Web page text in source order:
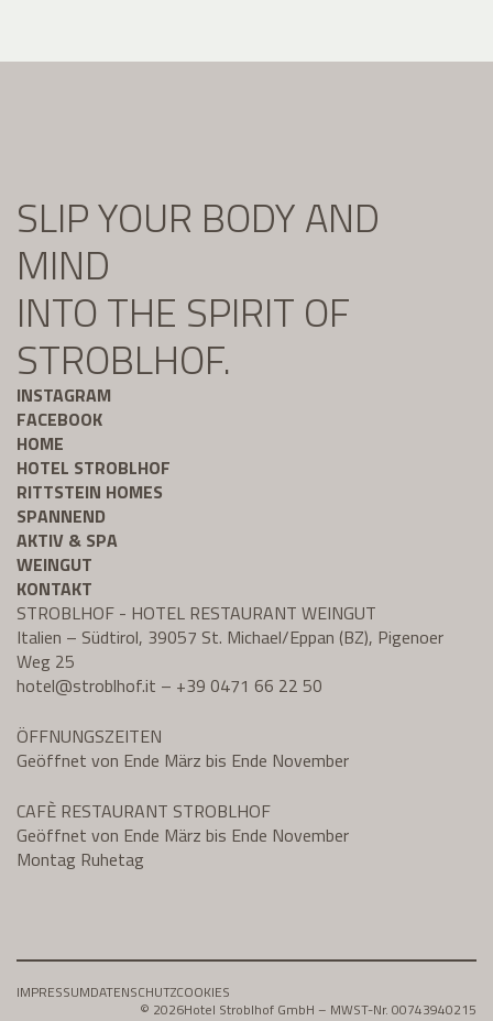
SLIP YOUR BODY AND
MIND
INTO THE SPIRIT OF
STROBLHOF.
INSTAGRAM
FACEBOOK
HOME
HOTEL STROBLHOF
RITTSTEIN HOMES
SPANNEND
AKTIV & SPA
WEINGUT
KONTAKT
STROBLHOF - HOTEL RESTAURANT WEINGUT
Italien – Südtirol, 39057 St. Michael/Eppan (BZ), Pigenoer
Weg 25
hotel@stroblhof.it – +39 0471 66 22 50
ÖFFNUNGSZEITEN
Geöffnet von Ende März bis Ende November
CAFÈ RESTAURANT STROBLHOF
Geöffnet von Ende März bis Ende November
Montag Ruhetag
IMPRESSUMDATENSCHUTZCOOKIES
© 2026Hotel Stroblhof GmbH – MWST-Nr. 00743940215